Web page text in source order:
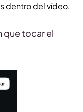
dentro del vídeo.
que tocar el